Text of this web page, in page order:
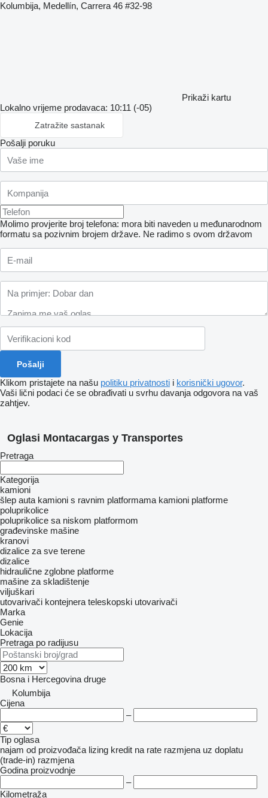
Kolumbija, Medellín, Carrera 46 #32-98
Prikaži kartu
Lokalno vrijeme prodavaca: 10:11 (-05)
Zatražite sastanak
Pošalji poruku
Molimo provjerite broj telefona: mora biti naveden u međunarodnom
formatu sa pozivnim brojem države. Ne radimo s ovom državom
Klikom pristajete na našu politiku privatnosti i korisnički ugovor.
Vaši lični podaci će se obrađivati ​​u svrhu davanja odgovora na vaš
zahtjev.
Oglasi Montacargas y Transportes
Pretraga
Kategorija
kamioni
šlep auta kamioni s ravnim platformama kamioni platforme
poluprikolice
poluprikolice sa niskom platformom
građevinske mašine
kranovi
dizalice za sve terene
dizalice
hidraulične zglobne platforme
mašine za skladištenje
viljuškari
utovarivači kontejnera teleskopski utovarivači
Marka
Genie
Lokacija
Pretraga po radijusu
Bosna i Hercegovina druge
Kolumbija
Cijena
–
Tip oglasa
najam od proizvođača lizing kredit na rate razmjena uz doplatu
(trade-in) razmjena
Godina proizvodnje
–
Kilometraža